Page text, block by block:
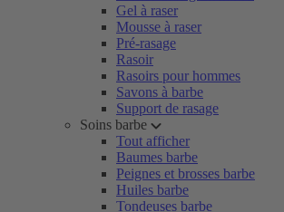
Gel à raser
Mousse à raser
Pré-rasage
Rasoir
Rasoirs pour hommes
Savons à barbe
Support de rasage
Soins barbe
Tout afficher
Baumes barbe
Peignes et brosses barbe
Huiles barbe
Tondeuses barbe